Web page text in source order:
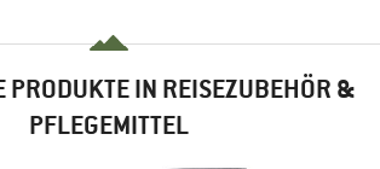
PRODUKTE IN REISEZUBEHÖR &
PFLEGEMITTEL